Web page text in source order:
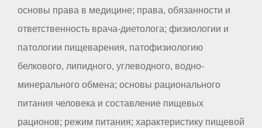
основы права в медицине; права, обязанности и
ответственность врача-диетолога; физиологии и
патологии пищеварения, патофизиологию
белкового, липидного, углеводного, водно-
минерального обмена; основы рационального
питания человека и составление пищевых
рационов; режим питания; характеристику пищевой